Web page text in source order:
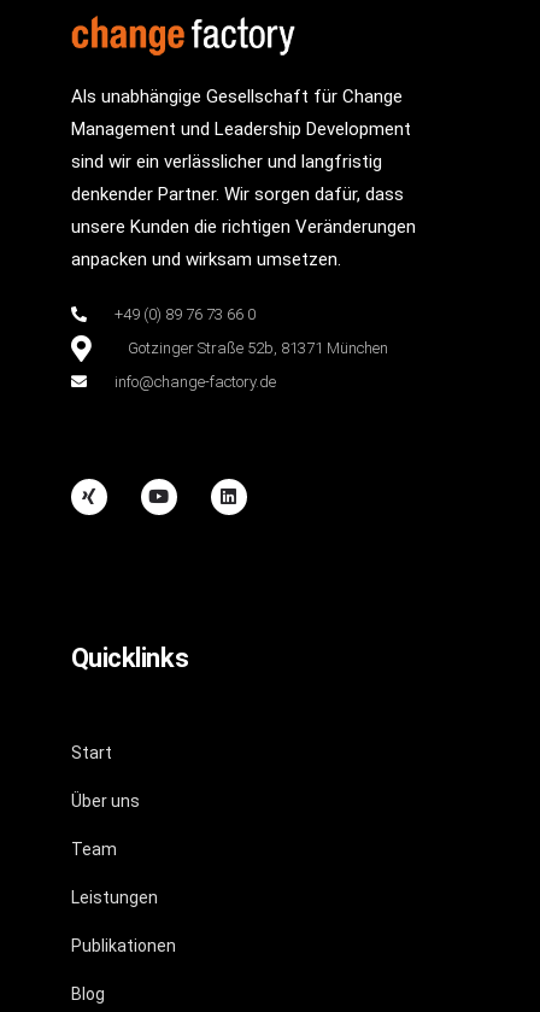
Als unabhängige Gesellschaft für Change
Management und Leadership Development
sind wir ein verlässlicher und langfristig
denkender Partner. Wir sorgen dafür, dass
unsere Kunden die richtigen Veränderungen
anpacken und wirksam umsetzen.
+49 (0) 89 76 73 66 0
Gotzinger Straße 52b, 81371 München
info@change-factory.de
Quicklinks
Start
Über uns
Team
Leistungen
Publikationen
Blog